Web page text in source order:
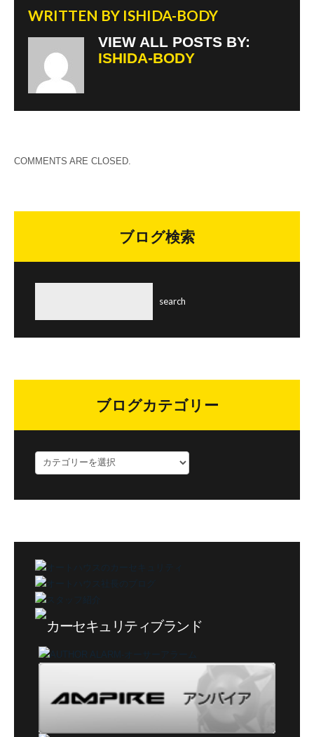
WRITTEN BY ISHIDA-BODY
VIEW ALL POSTS BY:
ISHIDA-BODY
COMMENTS ARE CLOSED.
ブログ検索
ブログカテゴリー
ロ
ー